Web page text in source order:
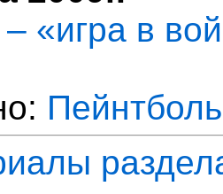
«игра в